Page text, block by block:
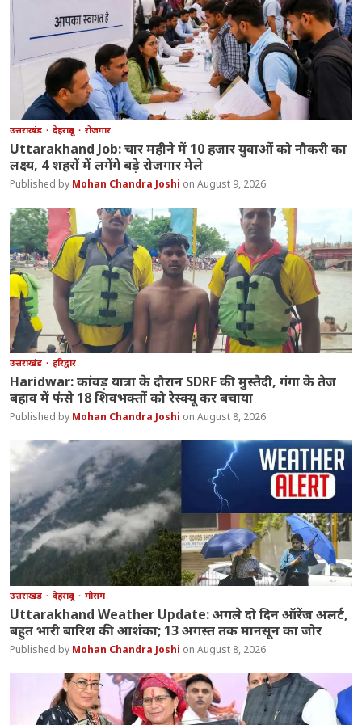
उत्तराखंड देहरादून रोजगार
Uttarakhand Job: चार महीने में 10 हजार युवाओं को नौकरी का
लक्ष्य, 4 शहरों में लगेंगे बड़े रोजगार मेले
Mohan Chandra Joshi August 9, 2026
उत्तराखंड हरिद्वार
Haridwar: कांवड़ यात्रा के दौरान SDRF की मुस्तैदी, गंगा के तेज
बहाव में फंसे 18 शिवभक्तों को रेस्क्यू कर बचाया
Mohan Chandra Joshi August 8, 2026
उत्तराखंड देहरादून मौसम
Uttarakhand Weather Update: अगले दो दिन ऑरेंज अलर्ट,
बहुत भारी बारिश की आशंका; 13 अगस्त तक मानसून का जोर
Mohan Chandra Joshi August 8, 2026